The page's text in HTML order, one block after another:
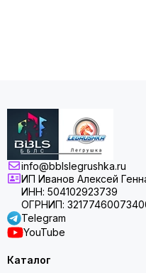
info@bblslegrushka.ru
ИП Иванов Алексей
ИНН: 504102923739
ОГРНИП:
Telegram
YouTube
Каталог